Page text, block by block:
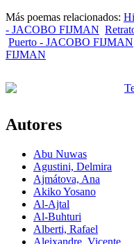
Más poemas relacionados:
- JACOBO FIJMAN
Puerto - JACOBO FIJMAN
FIJMAN
Autores
Abu Nuwas
Agustini, Delmira
Ajmátova, Ana
Akiko Yosano
Al-Ajtal
Al-Buhturi
Alberti, Rafael
Aleixandre, Vicente